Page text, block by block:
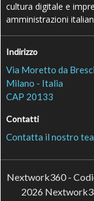
cultura digitale e
amministrazioni
Indirizzo
Via Moretto da
Milano - Italia
CAP 20133
Contatti
Contatta il nostro
Nextwork360 -
2026